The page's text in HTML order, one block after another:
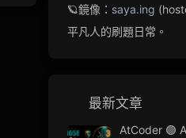
🪐鏡像： saya.ing
平凡人的刷題日常。
最新文章
AtCoder 🟢